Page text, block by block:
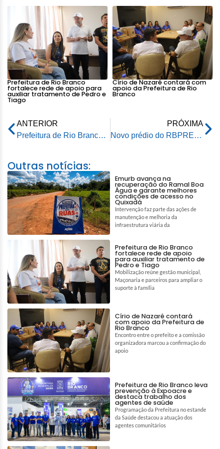
Prefeitura de Rio Branco
fortalece rede de apoio para
auxiliar tratamento de Pedro e
Tiago
Círio de Nazaré contará com
apoio da Prefeitura de Rio
Branco
ANTERIOR
Prefeitura de Rio Branco leva saúde a comunidades ribeirinhas com Itinerante Fluvial
PRÓXIMA
Novo prédio do RBPREV será inaugurado neste mês de março e reforça modernização da capital
Outras notícias:
Emurb avança na
recuperação do Ramal Boa
Água e garante melhores
condições de acesso no
Quixadá
Intervenção faz parte das ações de
manutenção e melhoria da
infraestrutura viária da
Prefeitura de Rio Branco
fortalece rede de apoio
para auxiliar tratamento de
Pedro e Tiago
Mobilização reúne gestão municipal,
Maçonaria e parceiros para ampliar o
suporte à família
Círio de Nazaré contará
com apoio da Prefeitura de
Rio Branco
Encontro entre o prefeito e a comissão
organizadora marcou a confirmação do
apoio
Prefeitura de Rio Branco leva
prevenção à Expoacre e
destaca trabalho dos
agentes de saúde
Programação da Prefeitura no estande
da Saúde destacou a atuação dos
agentes comunitários